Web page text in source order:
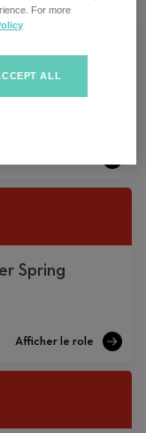
–
Spring
For more
ALL